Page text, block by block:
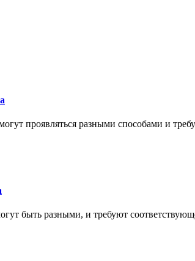
проявляться разными способами и
быть разными, и требуют